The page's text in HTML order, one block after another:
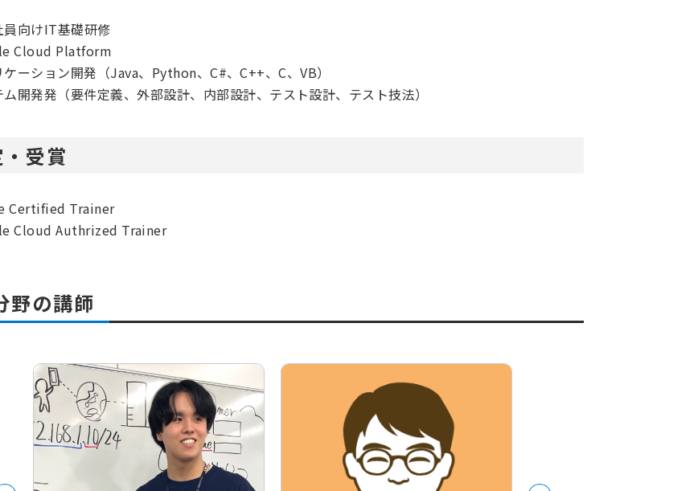
員向けIT基礎研修
Cloud Platform
ケーション開発（Java、Python、C#、C++、C、VB）
ム開発発（要件定義、外部設計、内部設計、テスト設計、テスト技法）
受賞
Certified Trainer
Cloud Authrized Trainer
野の講師